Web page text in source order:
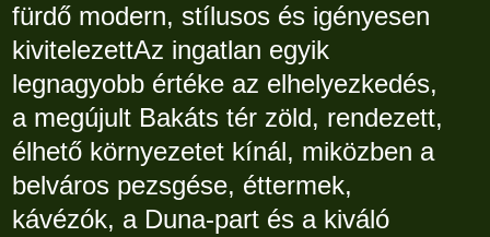
fürdő modern, stílusos és igényesen
kivitelezettAz ingatlan egyik
legnagyobb értéke az elhelyezkedés,
a megújult Bakáts tér zöld, rendezett,
élhető környezetet kínál, miközben a
belváros pezsgése, éttermek,
kávézók, a Duna-part és a kiváló